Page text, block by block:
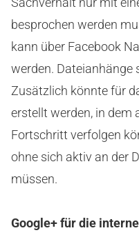
besprochen werden
kann über Facebook
werden. Dateianhänge
Zusätzlich könnte für
erstellt werden, in dem
Fortschritt verfolgen
ohne sich aktiv an der
müssen.
Google+ für die